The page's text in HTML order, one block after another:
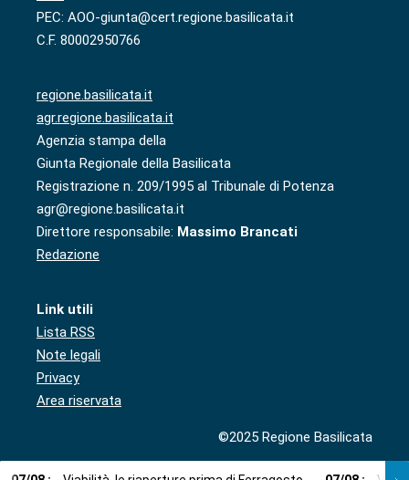
PEC: AOO-giunta@cert.regione.basilicata.it
C.F. 80002950766
regione.basilicata.it
agr.regione.basilicata.it
Agenzia stampa della
Giunta Regionale della Basilicata
Registrazione n. 209/1995 al Tribunale di Potenza
agr@regione.basilicata.it
Direttore responsabile: Massimo Brancati
Redazione
Link utili
Lista RSS
Note legali
Privacy
Area riservata
©2025 Regione Basilicata